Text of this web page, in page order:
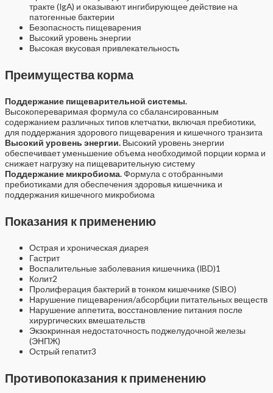
тракте (IgA) и оказывают ингибирующее действие на
патогенные бактерии
Безопасность пищеварения
Высокий уровень энергии
Высокая вкусовая привлекательность
Преимущества корма
Поддержание пищеварительной системы.
Высокопереваримая формула со сбалансированным
содержанием различных типов клетчатки, включая пребиотики,
для поддержания здорового пищеварения и кишечного транзита
Высокий уровень энергии. Высокий уровень энергии
обеспечивает уменьшение объема необходимой порции корма и
снижает нагрузку на пищеварительную систему
Поддержание микробиома.Формула с отобранными
пребиотиками для обеспечения здоровья кишечника и
поддержания кишечного микробиома
Показания к применению
Острая и хроническая диарея
Гастрит
Воспалительные заболевания кишечника (IBD)1
Колит2
Пролиферация бактерий в тонком кишечнике (SIBO)
Нарушение пищеварения/абсорбции питательных веществ
Нарушение аппетита, восстановление питания после
хирургических вмешательств
Экзокринная недостаточность поджелудочной железы
(ЭНПЖ)
Острый гепатит3
Противопоказания к применению